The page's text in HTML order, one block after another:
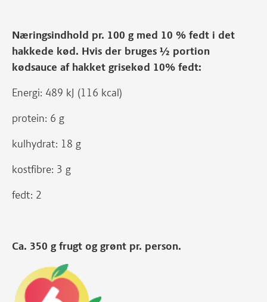
Næringsindhold pr. 100 g med 10 % fedt i det
hakkede kød. Hvis der bruges ½ portion
kødsauce af hakket grisekød 10% fedt:
Energi: 489 kJ (116 kcal)
protein: 6 g
kulhydrat: 18 g
kostfibre: 3 g
fedt: 2
Ca. 350 g frugt og grønt pr. person.